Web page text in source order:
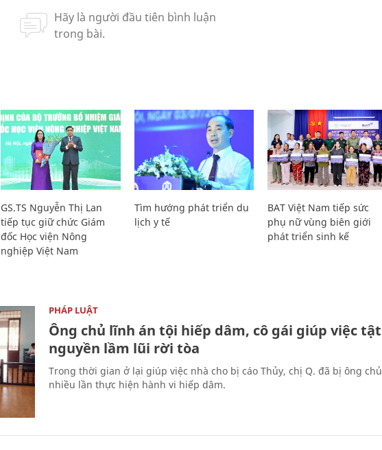
GS.TS Nguyễn Thị Lan
tiếp tục giữ chức Giám
đốc Học viện Nông
nghiệp Việt Nam
Tìm hướng phát triển du
lịch y tế
BAT Việt Nam tiếp sức
phụ nữ vùng biên giới
phát triển sinh kế
PHÁP LUẬT
Ông chủ lĩnh án tội hiếp dâm, cô gái giúp việc tật
nguyền lầm lũi rời tòa
Trong thời gian ở lại giúp việc nhà cho bị cáo Thủy, chị Q. đã bị ông chủ
nhiều lần thực hiện hành vi hiếp dâm.